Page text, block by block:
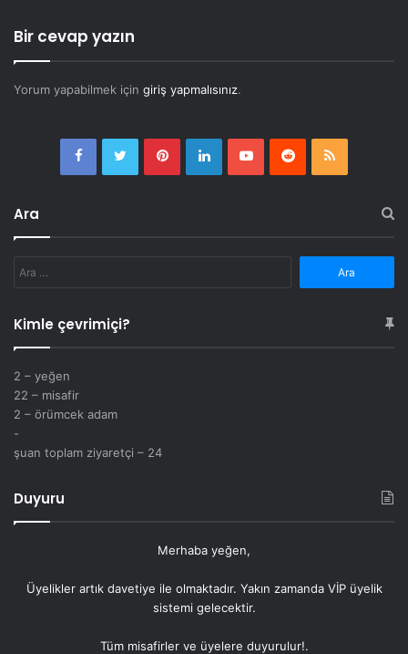
Bir cevap yazın
Yorum yapabilmek için giriş yapmalısınız.
FacebookTwitterPinterestLinkedInYouTubeRedditRSS
Ara
Kimle çevrimiçi?
2 – yeğen
22 – misafir
2 – örümcek adam
-
şuan toplam ziyaretçi – 24
Duyuru
Merhaba yeğen,
Üyelikler artık davetiye ile olmaktadır. Yakın zamanda VİP üyelik
sistemi gelecektir.
Tüm misafirler ve üyelere duyurulur!.